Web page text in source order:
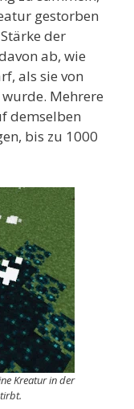
gestorben
der
ab, wie
als sie von
Mehrere
demselben
bis zu 1000
Kreatur in der